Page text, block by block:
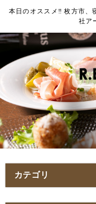
本日のオススメ‼︎ 枚方市、
社ア
カテゴリ